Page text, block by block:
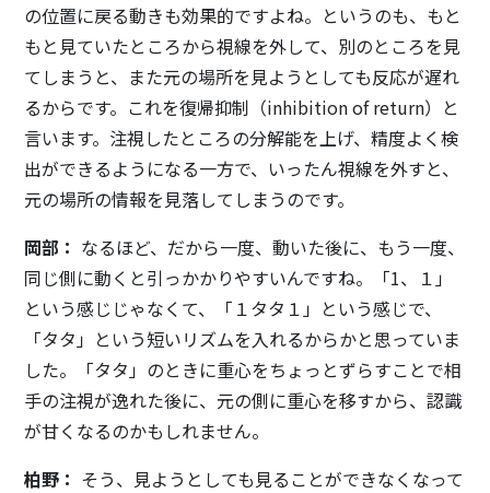
の位置に戻る動きも効果的ですよね。というのも、もと
もと見ていたところから視線を外して、別のところを見
てしまうと、また元の場所を見ようとしても反応が遅れ
るからです。これを復帰抑制（inhibition of return）と
言います。注視したところの分解能を上げ、精度よく検
出ができるようになる一方で、いったん視線を外すと、
元の場所の情報を見落してしまうのです。
岡部： なるほど、だから一度、動いた後に、もう一度、
同じ側に動くと引っかかりやすいんですね。「1、１」
という感じじゃなくて、「１タタ１」という感じで、
「タタ」という短いリズムを入れるからかと思っていま
した。「タタ」のときに重心をちょっとずらすことで相
手の注視が逸れた後に、元の側に重心を移すから、認識
が甘くなるのかもしれません。
柏野： そう、見ようとしても見ることができなくなって